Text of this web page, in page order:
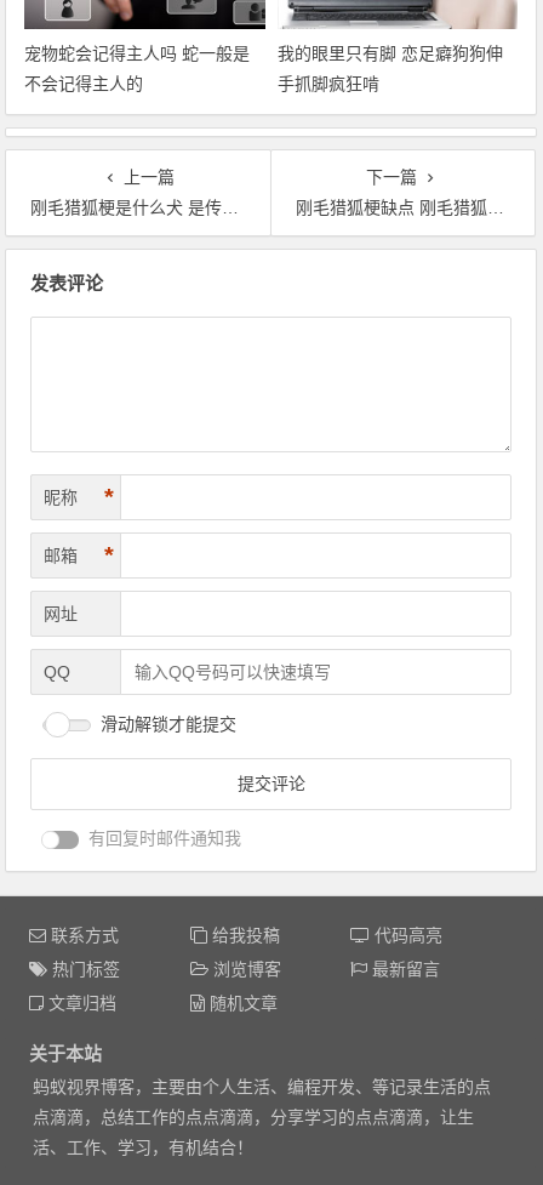
宠物蛇会记得主人吗 蛇一般是
不会记得主人的
我的眼里只有脚 恋足癖狗狗伸
手抓脚疯狂啃
上一篇
刚毛猎狐梗是什么犬 是传统的英国梗类狗狗
下一篇
刚毛猎狐梗缺点 刚毛猎狐梗缺点喜欢争斗
发表评论
昵称 *
邮箱 *
网址
QQ
滑动解锁才能提交
有回复时邮件通知我
联系方式 给我投稿
代码高亮
热门标签
浏览博客
最新留言
文章归档
随机文章
关于本站
蚂蚁视界博客，主要由个人生活、编程开发、等记录生活的点
点滴滴，总结工作的点点滴滴，分享学习的点点滴滴，让生
活、工作、学习，有机结合！